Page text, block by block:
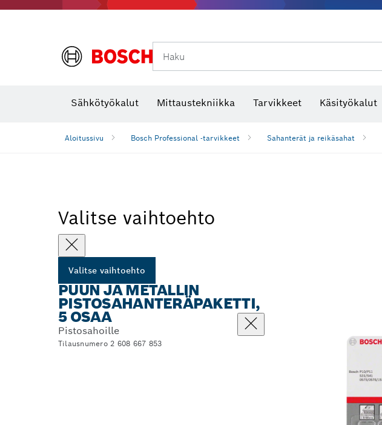
Haku
Sähkötyökalut Mittaustekniikka Tarvikkeet Käsityökalut
Aloitussivu Bosch Professional -tarvikkeet Sahanterät ja reikäsahat
Valitse vaihtoehto
Valitse vaihtoehto
PUUN JA METALLIN
PISTOSAHANTERÄPAKETTI,
5 OSAA
Pistosahoille
Tilausnumero 2 608 667 853